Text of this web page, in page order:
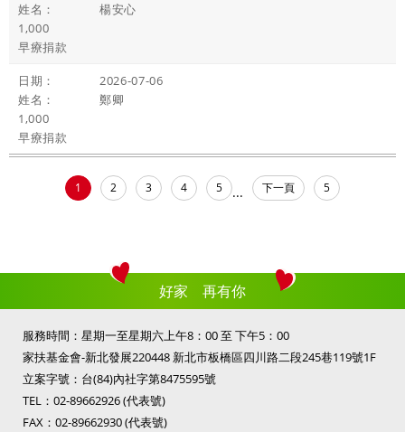
楊安心
1,000
早療捐款
2026-07-06
鄭卿
1,000
早療捐款
1 2 3 4 5 ... 下一頁 5
好家 再有你
服務時間：星期一至星期六上午8：00 至 下午5：00
家扶基金會-新北發展220448 新北市板橋區四川路二段245巷119號1F
立案字號：台(84)內社字第8475595號
TEL： 02-89662926(代表號)
FAX：02-89662930 (代表號)